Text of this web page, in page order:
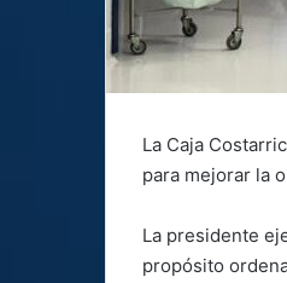
La Caja
para mejorar la
La presidente
propósito